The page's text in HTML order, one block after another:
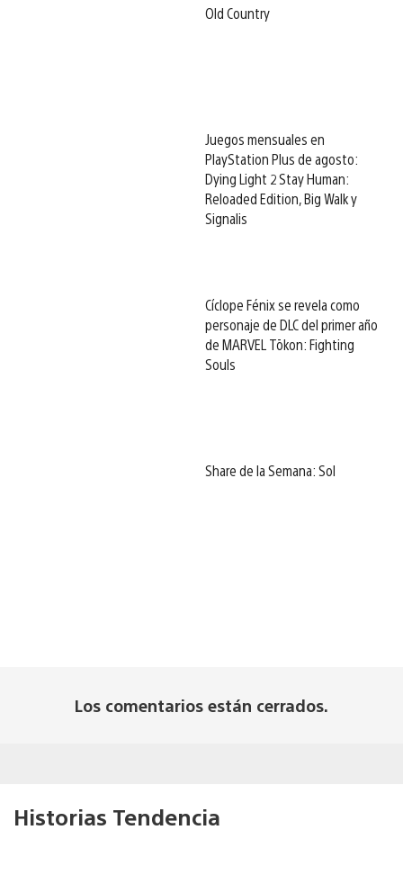
Old Country
Juegos mensuales en
PlayStation Plus de agosto:
Dying Light 2 Stay Human:
Reloaded Edition, Big Walk y
Signalis
Cíclope Fénix se revela como
personaje de DLC del primer año
de MARVEL Tōkon: Fighting
Souls
Share de la Semana: Sol
Los comentarios están cerrados.
Historias Tendencia